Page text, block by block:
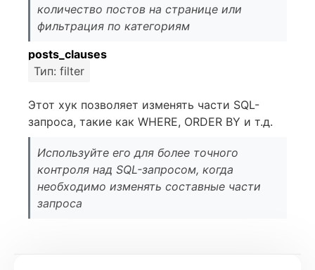
количество постов на странице или
фильтрация по категориям
posts_clauses
Тип: filter
Этот хук позволяет изменять части SQL-
запроса, такие как WHERE, ORDER BY и т.д.
Используйте его для более точного
контроля над SQL-запросом, когда
необходимо изменять составные части
запроса